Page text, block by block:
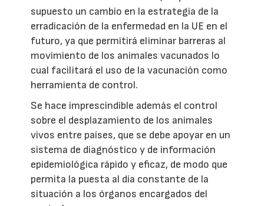
supuesto un cambio en la estrategia de la
erradicación de la enfermedad en la UE en el
futuro, ya que permitirá eliminar barreras al
movimiento de los animales vacunados lo
cual facilitará el uso de la vacunación como
herramienta de control.
Se hace imprescindible además el control
sobre el desplazamiento de los animales
vivos entre países, que se debe apoyar en un
sistema de diagnóstico y de información
epidemiológica rápido y eficaz, de modo que
permita la puesta al día constante de la
situación a los órganos encargados del